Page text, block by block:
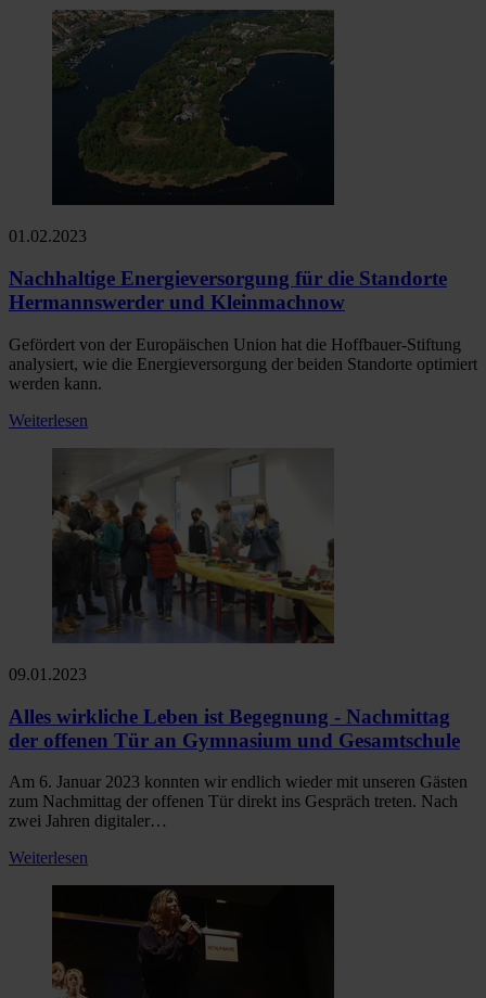
01.02.2023
Nachhaltige Energieversorgung für die Standorte
Hermannswerder und Kleinmachnow
Gefördert von der Europäischen Union hat die Hoffbauer-Stiftung
analysiert, wie die Energieversorgung der beiden Standorte optimiert
werden kann.
Weiterlesen
09.01.2023
Alles wirkliche Leben ist Begegnung - Nachmittag
der offenen Tür an Gymnasium und Gesamtschule
Am 6. Januar 2023 konnten wir endlich wieder mit unseren Gästen
zum Nachmittag der offenen Tür direkt ins Gespräch treten. Nach
zwei Jahren digitaler…
Weiterlesen